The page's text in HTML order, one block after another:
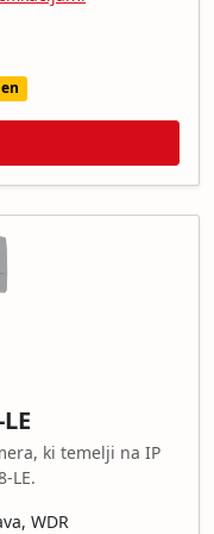
ki temelji na IP
LE.
WDR